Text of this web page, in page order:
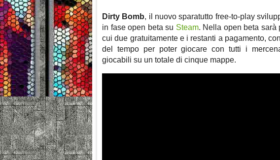
Dirty Bomb, il nuovo sparatutto free-to-play
in fase open beta su Steam. Nella open beta sarà
cui due gratuitamente e i restanti a pagamento,
del tempo per poter giocare con tutti i
giocabili su un totale di cinque mappe.